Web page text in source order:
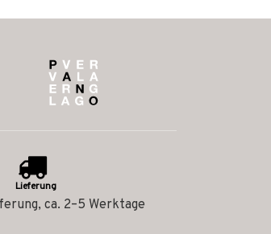
Lieferung
ca. 2–5 Werktage